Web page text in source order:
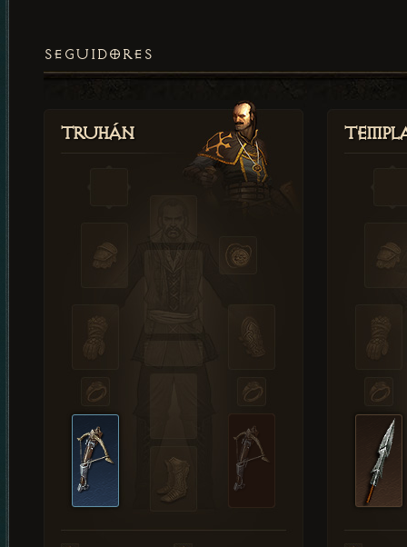
SEGUIDORES
Truhán